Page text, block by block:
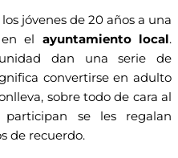
jóvenes de 20 años a una
el ayuntamiento local.
dan una serie de
convertirse en adulto
sobre todo de cara al
se les regalan
de recuerdo.